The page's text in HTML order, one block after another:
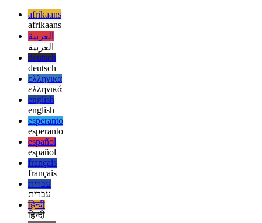
Mit dieser kleinen Änderung funktioniert die Entwicklung Ihrer
nächsten PWA mit SvelteKit in Gitpod einwandfrei!
afrikaans
afrikaans
العربية
العربية
deutsch
deutsch
ελληνικά
ελληνικά
english
english
esperanto
esperanto
español
español
français
français
עברית